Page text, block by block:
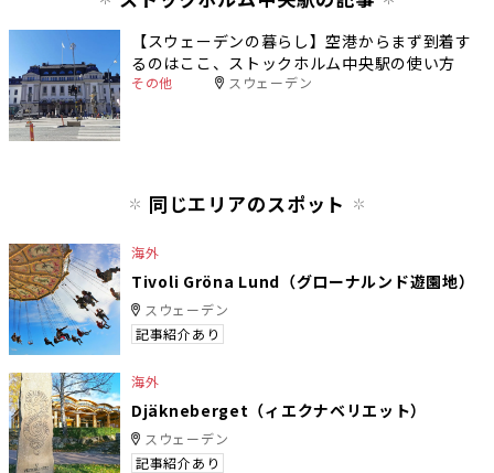
【スウェーデンの暮らし】空港からまず到着す
るのはここ、ストックホルム中央駅の使い方
その他 スウェーデン
同じエリアのスポット
海外
Tivoli Gröna Lund（グローナルンド遊園地）
スウェーデン
記事紹介あり
海外
Djäkneberget（ィエクナベリエット）
スウェーデン
記事紹介あり